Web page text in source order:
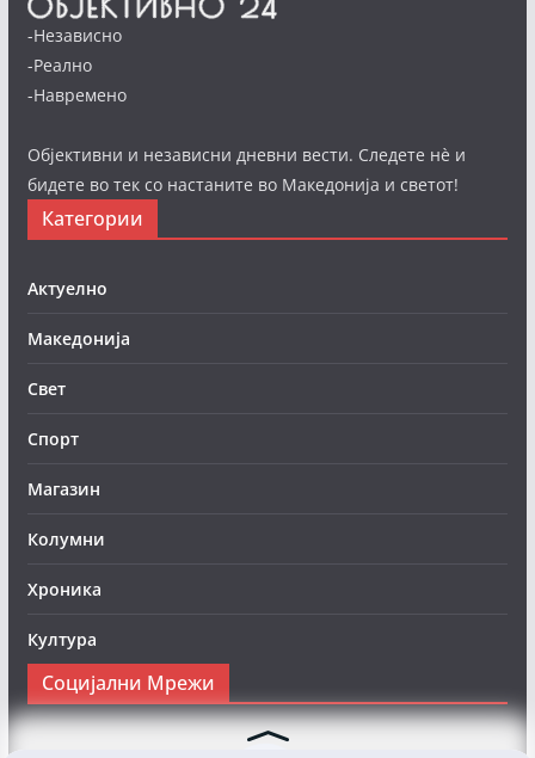
-Независно
-Реално
-Навремено
Објективни и независни дневни вести. Следете нè и
бидете во тек со настаните во Македонија и светот!
Категории
Актуелно
Македонија
Свет
Спорт
Магазин
Колумни
Хроника
Култура
Социјални Мрежи